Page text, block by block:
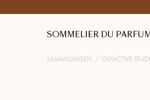
SOMMELIER DU
SAMMLUNGEN / OLFACTIVE